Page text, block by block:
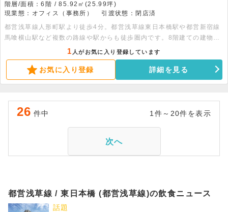
階層/面積：6階 / 85.92㎡(25.99坪)
現業態：オフィス（事務所）
引渡状態：閉店済
都営浅草線人形町駅より徒歩4分。都営浅草線東日本橋駅や都営新宿線
馬喰横山駅など複数の路線や駅からも徒歩圏内です。8階建ての建物の
6階部分、85.94平米の貸事務所です。詳細はお問合せ下さい。
1 人がお気に入り登録しています
お気に入り登録 詳細を見る
26 件中 1件～20件を表示
次へ
都営浅草線 / 東日本橋 (都営浅草線)の飲食ニュース
話題